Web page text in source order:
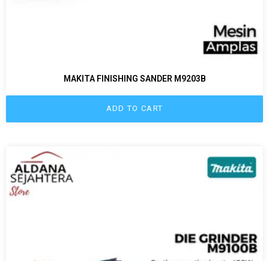
MAKITA FINISHING SANDER M9203B
ADD TO CART